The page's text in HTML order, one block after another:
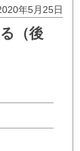
年5月25日
（後